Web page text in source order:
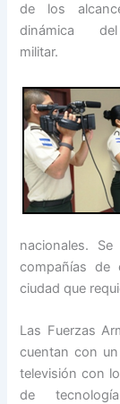
de los
dinámica
militar.
nacionales.
compañías de
ciudad que
Las Fuerzas
cuentan con
televisión con
de